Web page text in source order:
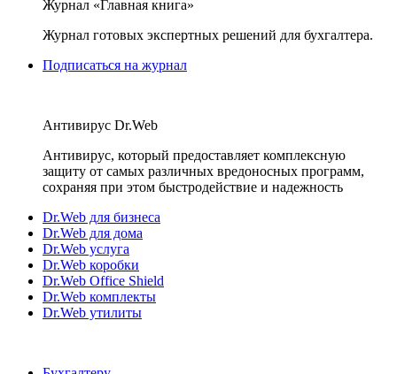
Журнал «Главная книга»
Журнал готовых экспертных решений для бухгалтера.
Подписаться на журнал
Антивирус Dr.Web
Антивирус, который предоставляет комплексную
защиту от самых различных вредоносных программ,
сохраняя при этом быстродействие и надежность
Dr.Web для бизнеса
Dr.Web для дома
Dr.Web услуга
Dr.Web коробки
Dr.Web Office Shield
Dr.Web комплекты
Dr.Web утилиты